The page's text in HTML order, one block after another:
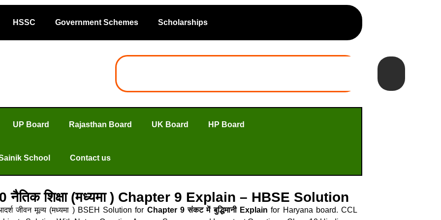
HSSC Government Schemes Scholarships
UP Board Rajasthan Board UK Board HP Board
School Contact us
नैतिक शिक्षा (मध्यमा ) Chapter 9 Explain – HBSE Solution
जीवन मूल्य (मध्यमा ) BSEH Solution for Chapter 9 संकट में बुद्धिमानी Explain for Haryana board. CCL